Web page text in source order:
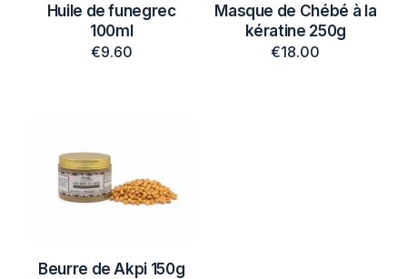
Huile de funegrec
100ml
€9.60
Masque de Chébé à la
kératine 250g
€18.00
Beurre de Akpi 150g